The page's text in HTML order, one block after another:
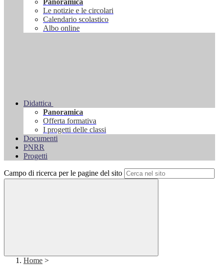
Panoramica
Le notizie e le circolari
Calendario scolastico
Albo online
Didattica
Panoramica
Offerta formativa
I progetti delle classi
Documenti
PNRR
Progetti
Campo di ricerca per le pagine del sito
Home >